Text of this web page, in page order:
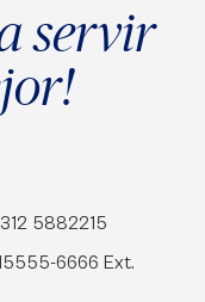
servir
5882215
6666 Ext.